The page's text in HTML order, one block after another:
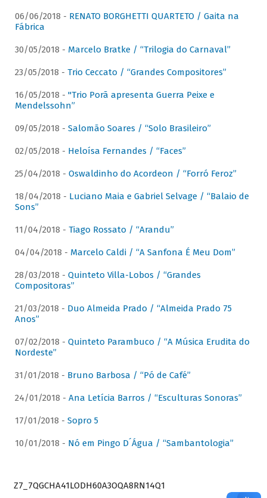
06/06/2018 - RENATO BORGHETTI QUARTETO / Gaita na
Fábrica
30/05/2018 - Marcelo Bratke / “Trilogia do Carnaval”
23/05/2018 - Trio Ceccato / “Grandes Compositores”
16/05/2018 - "Trio Porã apresenta Guerra Peixe e
Mendelssohn”
09/05/2018 - Salomão Soares / “Solo Brasileiro”
02/05/2018 - Heloísa Fernandes / “Faces”
25/04/2018 - Oswaldinho do Acordeon / “Forró Feroz”
18/04/2018 - Luciano Maia e Gabriel Selvage / “Balaio de
Sons”
11/04/2018 - Tiago Rossato / “Arandu”
04/04/2018 - Marcelo Caldi / “A Sanfona É Meu Dom”
28/03/2018 - Quinteto Villa-Lobos / “Grandes
Compositoras”
21/03/2018 - Duo Almeida Prado / “Almeida Prado 75
Anos”
07/02/2018 - Quinteto Parambuco / “A Música Erudita do
Nordeste”
31/01/2018 - Bruno Barbosa / “Pó de Café”
24/01/2018 - Ana Letícia Barros / “Esculturas Sonoras”
17/01/2018 - Sopro 5
10/01/2018 - Nó em Pingo D´Água / “Sambantologia”
Z7_7QGCHA41LODH60A3OQA8RN14Q1